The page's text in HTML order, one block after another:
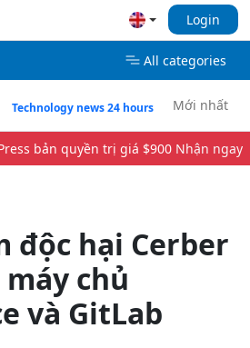
Login
All categories
Technology news 24 hours Mới nhất
bản quyền trị giá $900 Nhận ngay
độc hại Cerber
chủ
và GitLab